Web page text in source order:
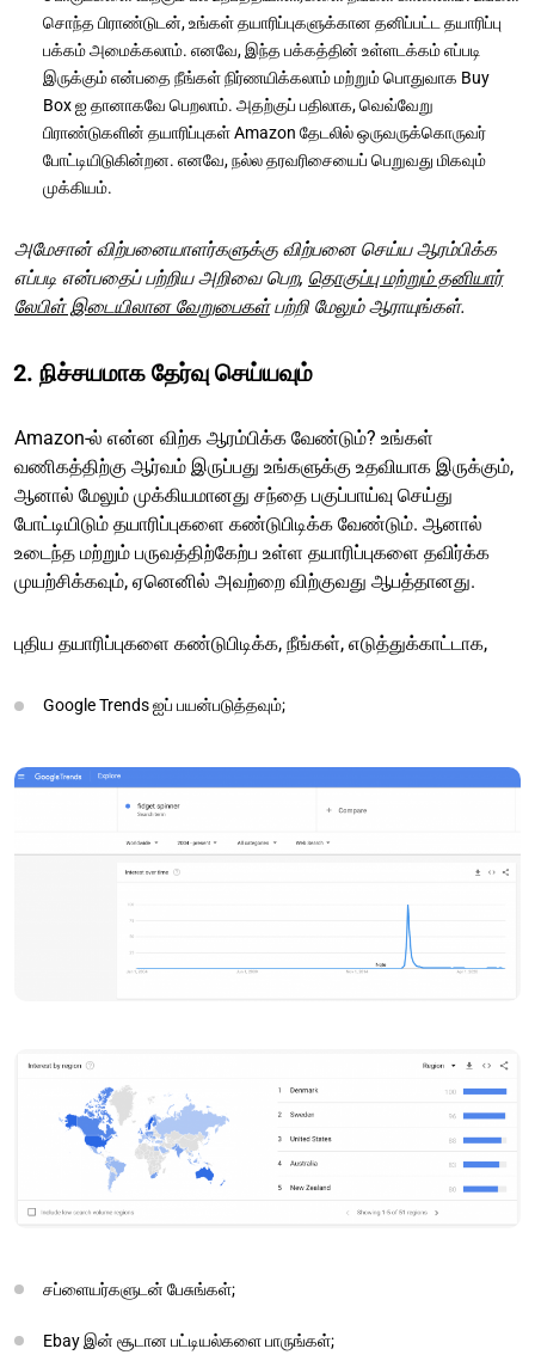
சொந்த பிராண்டுடன், உங்கள் தயாரிப்புகளுக்கான தனிப்பட்ட தயாரிப்பு
பக்கம் அமைக்கலாம். எனவே, இந்த பக்கத்தின் உள்ளடக்கம் எப்படி
இருக்கும் என்பதை நீங்கள் நிர்ணயிக்கலாம் மற்றும் பொதுவாக Buy
Box ஐ தானாகவே பெறலாம். அதற்குப் பதிலாக, வெவ்வேறு
பிராண்டுகளின் தயாரிப்புகள் Amazon தேடலில் ஒருவருக்கொருவர்
போட்டியிடுகின்றன. எனவே, நல்ல தரவரிசையைப் பெறுவது மிகவும்
முக்கியம்.
அமேசான் விற்பனையாளர்களுக்கு விற்பனை செய்ய ஆரம்பிக்க
எப்படி என்பதைப் பற்றிய அறிவை பெற, தொகுப்பு மற்றும் தனியார்
லேபிள் இடையிலான வேறுபைகள்பற்றி மேலும் ஆராயுங்கள்.
2. நிச்சயமாக தேர்வு செய்யவும்
Amazon-ல் என்ன விற்க ஆரம்பிக்க வேண்டும்? உங்கள்
வணிகத்திற்கு ஆர்வம் இருப்பது உங்களுக்கு உதவியாக இருக்கும்,
ஆனால் மேலும் முக்கியமானது சந்தை பகுப்பாய்வு செய்து
போட்டியிடும் தயாரிப்புகளை கண்டுபிடிக்க வேண்டும். ஆனால்
உடைந்த மற்றும் பருவத்திற்கேற்ப உள்ள தயாரிப்புகளை தவிர்க்க
முயற்சிக்கவும், ஏனெனில் அவற்றை விற்குவது ஆபத்தானது.
புதிய தயாரிப்புகளை கண்டுபிடிக்க, நீங்கள், எடுத்துக்காட்டாக,
Google Trends ஐப் பயன்படுத்தவும்;
சப்ளையர்களுடன் பேசுங்கள்;
Ebay இன் சூடான பட்டியல்களை பாருங்கள்;